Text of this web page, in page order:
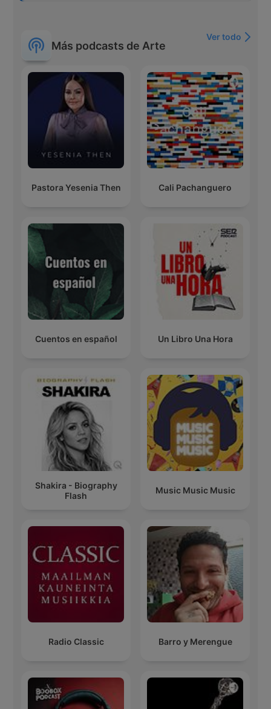
Más podcasts de Arte
Ver todo
Pastora Yesenia Then Cali Pachanguero
Cuentos en español Un Libro Una Hora
Shakira - Biography
Flash
Music Music Music
Radio Classic Barro y Merengue